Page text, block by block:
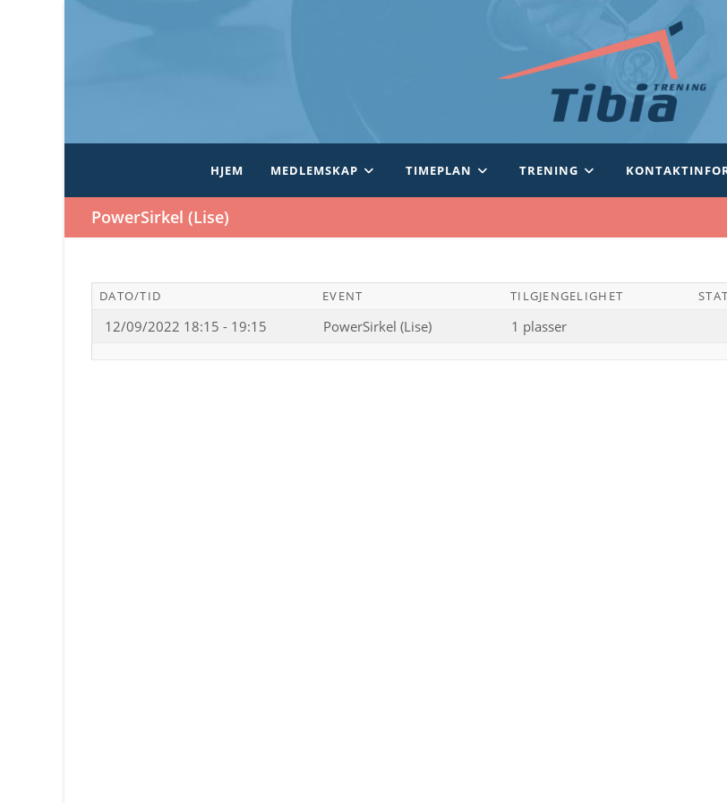
HJEM MEDLEMSKAP TIMEPLAN TRENING
PowerSirkel (Lise)
DATO/TID EVENT TILGJENGELIGHET
12/09/2022 18:15 - 19:15 PowerSirkel (Lise) 1 plasser